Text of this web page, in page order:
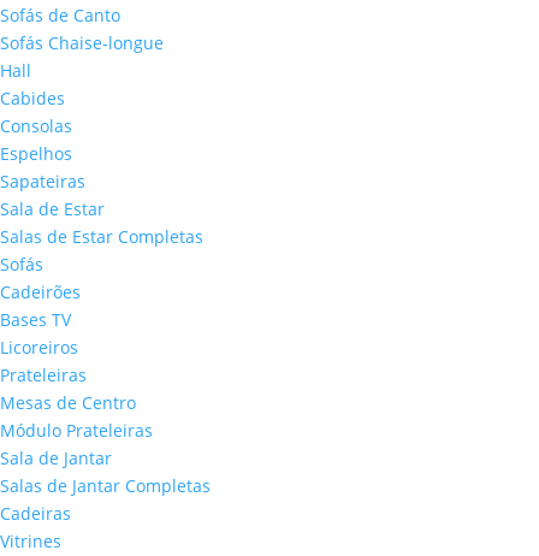
Sofás de Canto
Sofás Chaise-longue
Hall
Cabides
Consolas
Espelhos
Sapateiras
Sala de Estar
Salas de Estar Completas
Sofás
Cadeirões
Bases TV
Licoreiros
Prateleiras
Mesas de Centro
Módulo Prateleiras
Sala de Jantar
Salas de Jantar Completas
Cadeiras
Vitrines